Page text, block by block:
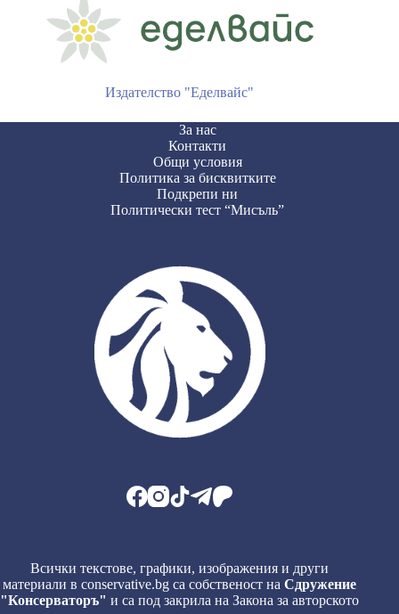
Издателство "Еделвайс"
За нас
Контакти
Общи условия
Политика за бисквитките
Подкрепи ни
Политически тест “Мисъль”
Всички текстове, графики, изображения и други
материали в conservative.bg са собственост наСдружение
"Консерваторъ" и са под закрила на Закона за авторското